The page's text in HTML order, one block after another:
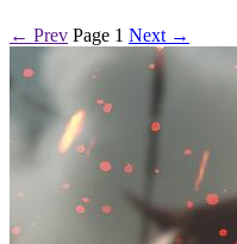
← Prev Page 1 Next →